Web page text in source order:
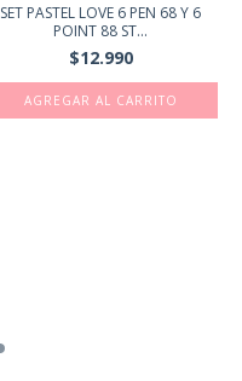
SET PASTEL LOVE 6 PEN 68 Y 6
POINT 88 ST...
$12.990